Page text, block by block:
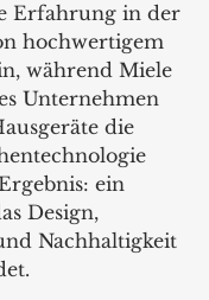
Erfahrung in der
hochwertigem
während Miele
Unternehmen
die
ein
Design,
Nachhaltigkeit